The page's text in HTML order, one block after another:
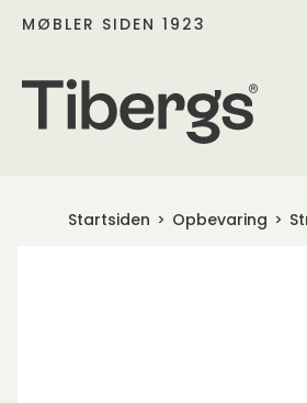
MØBLER SIDEN 1923
Startsiden Opbevaring